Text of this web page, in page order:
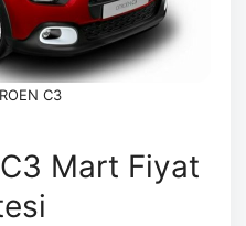
C3
Mart Fiyat